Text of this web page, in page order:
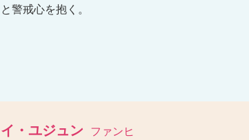
と警戒心を抱く。
イ・ユジュン ファンヒ